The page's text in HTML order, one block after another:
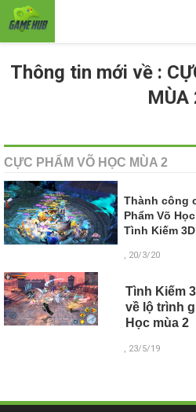
Thông tin mới về :
MÙA
CỰC PHẨM VÕ HỌC MÙA 2
Thành công
Phẩm Võ
Tình Kiếm 3D
, 20/3/20
Tình Kiếm
về lộ trình
Học mùa 2
, 23/5/19